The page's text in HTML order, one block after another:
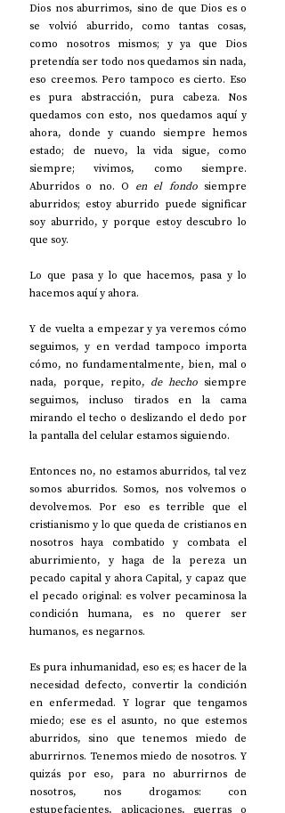
Dios nos aburrimos, sino de que Dios es o
se volvió aburrido, como tantas cosas,
como nosotros mismos; y ya que Dios
pretendía ser todo nos quedamos sin nada,
eso creemos. Pero tampoco es cierto. Eso
es pura abstracción, pura cabeza. Nos
quedamos con esto, nos quedamos aquí y
ahora, donde y cuando siempre hemos
estado; de nuevo, la vida sigue, como
siempre; vivimos, como siempre.
Aburridos o no. O en el fondo siempre
aburridos; estoy aburrido puede significar
soy aburrido, y porque estoy descubro lo
que soy.
Lo que pasa y lo que hacemos, pasa y lo
hacemos aquí y ahora.
Y de vuelta a empezar y ya veremos cómo
seguimos, y en verdad tampoco importa
cómo, no fundamentalmente, bien, mal o
nada, porque, repito, de hecho siempre
seguimos, incluso tirados en la cama
mirando el techo o deslizando el dedo por
la pantalla del celular estamos siguiendo.
Entonces no, no estamos aburridos, tal vez
somos aburridos. Somos, nos volvemos o
devolvemos. Por eso es terrible que el
cristianismo y lo que queda de cristianos en
nosotros haya combatido y combata el
aburrimiento, y haga de la pereza un
pecado capital y ahora Capital, y capaz que
el pecado original: es volver pecaminosa la
condición humana, es no querer ser
humanos, es negarnos.
Es pura inhumanidad, eso es; es hacer de la
necesidad defecto, convertir la condición
en enfermedad. Y lograr que tengamos
miedo; ese es el asunto, no que estemos
aburridos, sino que tenemos miedo de
aburrirnos. Tenemos miedo de nosotros. Y
quizás por eso, para no aburrirnos de
nosotros, nos drogamos: con
estupefacientes, aplicaciones, guerras o